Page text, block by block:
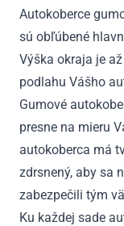
2012
Autokoberce
sú obľúbené
Výška okraja je
podlahu Vášho
Gumové
presne na mieru
autokoberca má
zdrsnený, aby sa
zabezpečili tým
Ku každej sade